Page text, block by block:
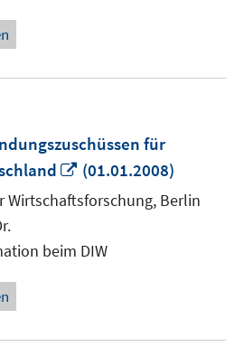
für
In
neuem
Fenster
(01.01.2008)
Wirtschaftsforschung, Berlin
beim DIW